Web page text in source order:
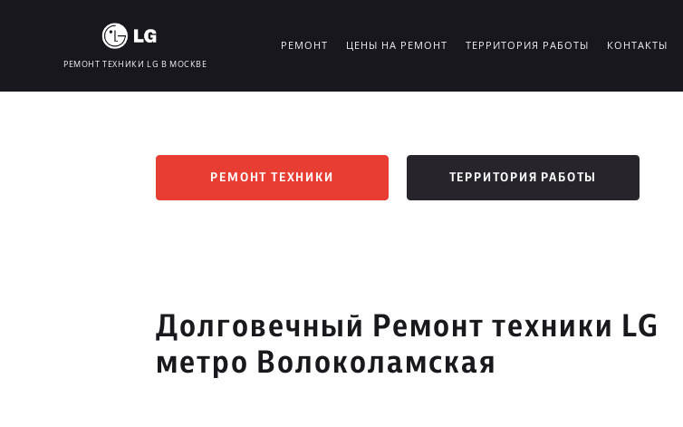
РЕМОНТ ТЕХНИКИ LG В МОСКВЕ
РЕМОНТ ЦЕНЫ НА РЕМОНТ ТЕРРИТОРИЯ РАБОТЫ КОНТАКТЫ
РЕМОНТ ТЕХНИКИ ТЕРРИТОРИЯ РАБОТЫ
Долговечный Ремонт техники LG
метро Волоколамская